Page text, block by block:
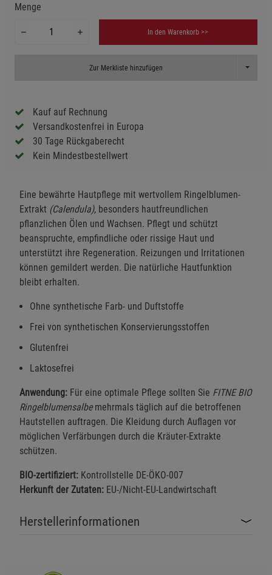
Menge
In den Warenkorb >>
Zur Merkliste hinzufügen Toggle
Kauf auf Rechnung
Versandkostenfrei in Europa
30 Tage Rückgaberecht
Kein Mindestbestellwert
Eine bewährte Hautpflege mit wertvollem Ringelblumen-
Extrakt (Calendula), besonders hautfreundlichen
pflanzlichen Ölen und Wachsen. Pflegt und schützt
beanspruchte, empfindliche oder rissige Haut und
unterstützt ihre Regeneration. Reizungen und Irritationen
können gemildert werden. Die natürliche Hautfunktion
bleibt erhalten.
Ohne synthetische Farb- und Duftstoffe
Frei von synthetischen Konservierungsstoffen
Glutenfrei
Laktosefrei
Anwendung: Für eine optimale Pflege sollten Sie FITNE BIO
Ringelblumensalbemehrmals täglich auf die betroffenen
Hautstellen auftragen. Die Kleidung durch Auflagen vor
möglichen Verfärbungen durch die Kräuter-Extrakte
schützen.
BIO-zertifiziert: Kontrollstelle DE-ÖKO-007
Herkunft der Zutaten: EU-/Nicht-EU-Landwirtschaft
Herstellerinformationen